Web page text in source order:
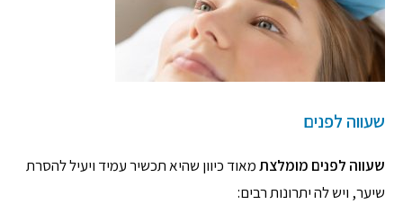
שעווה לפנים
שעווה לפנים מומלצתמאוד כיוון שהיא תכשיר עמיד ויעיל להסרת
שיער, ויש לה יתרונות רבים: